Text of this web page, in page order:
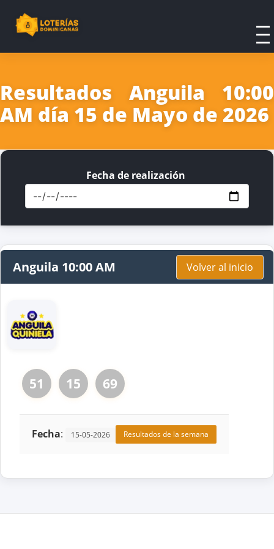
Resultados Anguila 10:00
AM día 15 de Mayo de 2026
Fecha de realización
Anguila 10:00 AM Volver al inicio
51 15 69
Fecha: 15-05-2026 Resultados de la semana